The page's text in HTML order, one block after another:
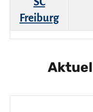
Freiburg